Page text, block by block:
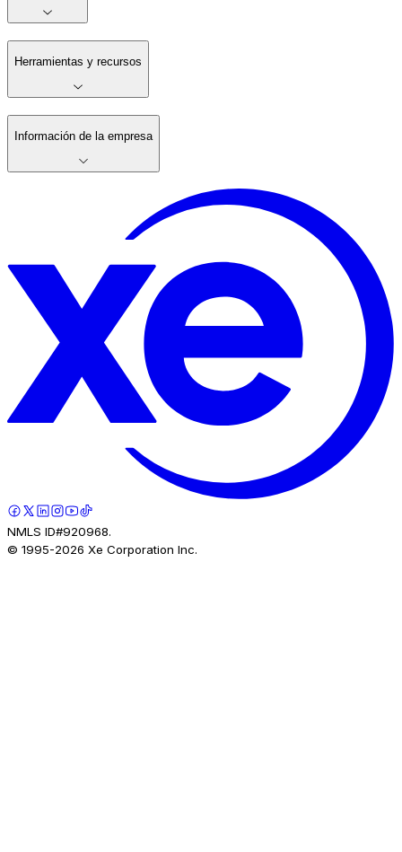
Herramientas y recursos
Información de la empresa
NMLS ID#920968.
© 1995-2026 Xe Corporation Inc.